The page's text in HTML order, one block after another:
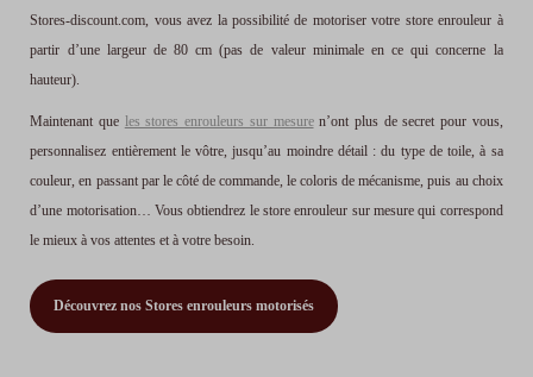
Stores-discount.com, vous avez la possibilité de motoriser votre store enrouleur à
partir d’une largeur de 80 cm (pas de valeur minimale en ce qui concerne la
hauteur).
Maintenant que les stores enrouleurs sur mesuren’ont plus de secret pour vous,
personnalisez entièrement le vôtre, jusqu’au moindre détail : du type de toile, à sa
couleur, en passant par le côté de commande, le coloris de mécanisme, puis au choix
d’une motorisation… Vous obtiendrez le store enrouleur sur mesure qui correspond
le mieux à vos attentes et à votre besoin.
Découvrez nos Stores enrouleurs motorisés